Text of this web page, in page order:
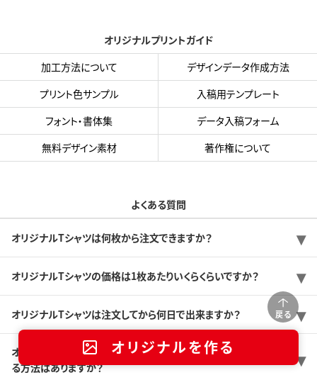
戻る
オリジナルを作る
オリジナルプリントガイド
加工方法について
デザインデータ作成方法
プリント色サンプル
入稿用テンプレート
フォント・書体集
データ入稿フォーム
無料デザイン素材
著作権について
よくある質問
オリジナルTシャツは何枚から注文できますか？
オリジナルTシャツの価格は1枚あたりいくらくらいですか？
オリジナルTシャツは注文してから何日で出来ますか？
オリジナルTシャツをできるだけ安く作りたいのですが、価格を抑え
る方法はありますか？